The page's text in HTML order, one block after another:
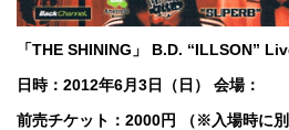
「THE SHINING」 B.D. “ILLSON”
日時：2012年6月3日（日） 会場：
前売チケット：2000円 （※入場時に